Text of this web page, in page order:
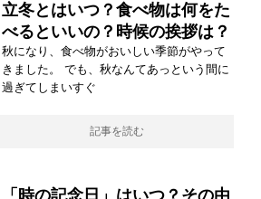
立冬とはいつ？食べ物は何をた
べるといいの？時候の挨拶は？
秋になり、食べ物がおいしい季節がやって
きました。 でも、秋なんてあっという間に
過ぎてしまいすぐ
記事を読む
「時の記念日」はいつ？その由